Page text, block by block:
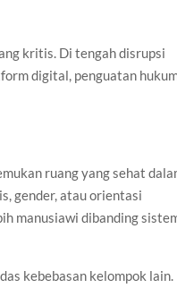
kritis. Di tengah disrupsi
digital, penguatan
ruang yang sehat
gender, atau orientasi
manusiawi dibanding
kebebasan kelompok lain.